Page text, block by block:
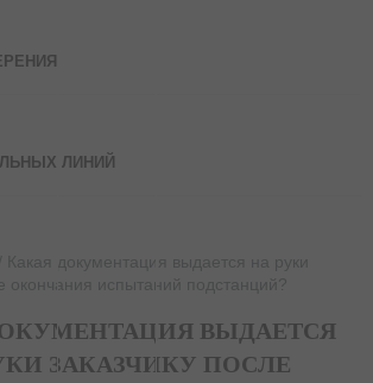
ЛИНИЙ
ВЫДАЕТСЯ
ЗАКАЗЧИКУ ПОСЛЕ